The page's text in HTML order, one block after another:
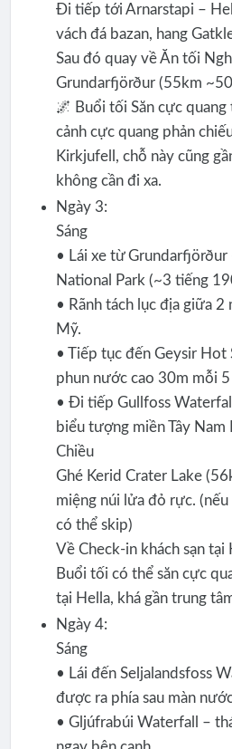
Đi tiếp tới Arnarstapi –
vách đá bazan, hang
Sau đó quay về Ăn tối
Grundarfjörður (55km
🌌 Buổi tối Săn cực
cảnh cực quang phản
Kirkjufell, chỗ này cũng
không cần đi xa.
Ngày 3:
Sáng
• Lái xe từ
National Park (~3 tiếng
• Rãnh tách lục địa giữa 2
Mỹ.
• Tiếp tục đến Geysir Hot
phun nước cao 30m mỗi
• Đi tiếp Gullfoss
biểu tượng miền Tây
Chiều
Ghé Kerid Crater Lake
miệng núi lửa đỏ rực.
có thể skip)
Về Check-in khách sạn
Buổi tối có thể săn cực
tại Hella, khá gần trung
Ngày 4:
Sáng
• Lái đến Seljalandsfoss
được ra phía sau màn
• Gljúfrabúi Waterfall –